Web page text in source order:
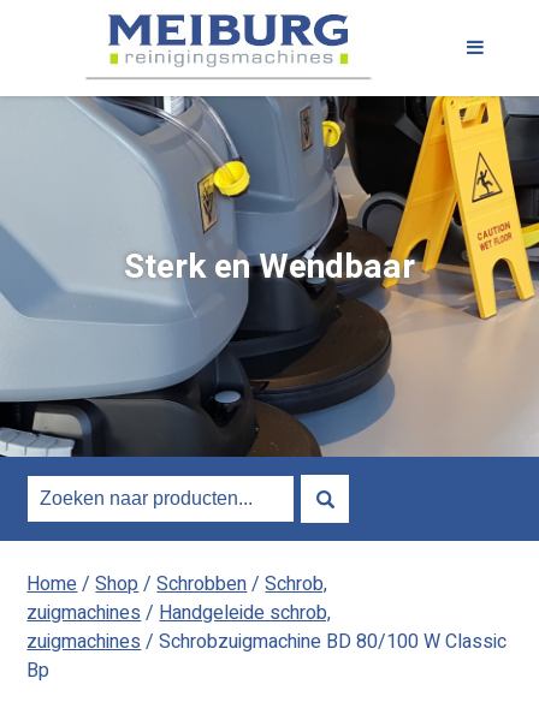
Sterk en Wendbaar
Home/Shop/Schrobben/Schrob,
zuigmachines/Handgeleide schrob,
zuigmachines/ Schrobzuigmachine BD 80/100 W Classic
Bp